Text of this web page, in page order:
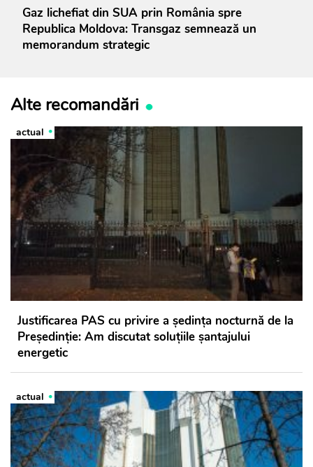
Gaz lichefiat din SUA prin România spre
Republica Moldova: Transgaz semnează un
memorandum strategic
Alte recomandări
actual
Justificarea PAS cu privire a ședința nocturnă de la
Președinție: Am discutat soluțiile șantajului
energetic
actual